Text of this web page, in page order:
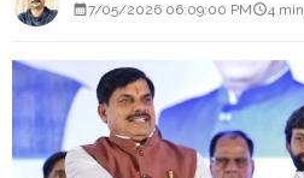
7/05/2026 06:09:00 PM
4